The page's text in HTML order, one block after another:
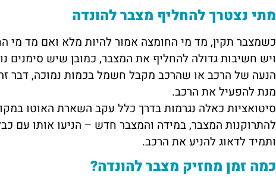
מתי נצטרך להחליף מצבר להונדה
כשמצבר תקין, מד מי החומצה אמור להיות מלא ואם מד מי
ויש חשיבות גדולה להחליף את המצבר, כמובן שיש סימנים
הנעה של הרכב או שהרכב מקבל חשמל בכמות נמוכה, דבר
מנת להפעיל את הרכב.
סיטואציות כאלה נגרמות בדרך כלל עקב השארת האוטו
להתרוקנות המצבר, במידה והמצבר חדש – הניעו אותו עם
ותמיד לדאוג להניע את הרכב.
כמה זמן מחזיק מצבר להונדה?